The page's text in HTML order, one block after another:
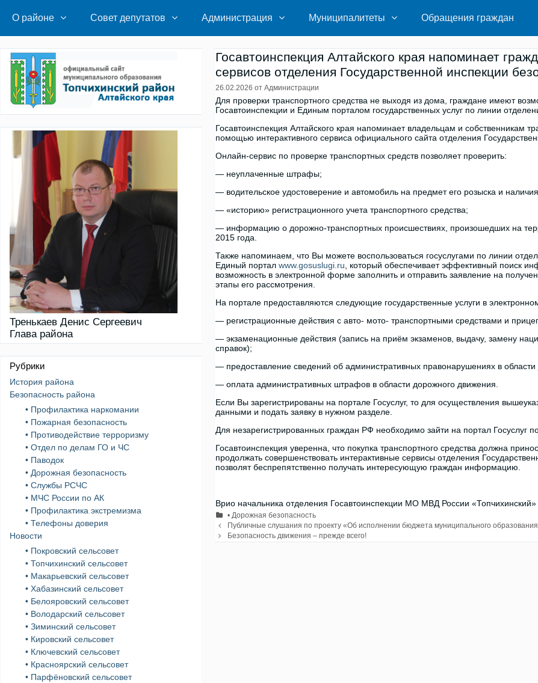
содержимому
О районе Совет депутатов Администрация Муниципалитеты Обращения граждан
Госавтоинспекция Алтайского края напоминает
сервисов отделения Государственной инспекции
26.02.2026 от Администрации
Для проверки транспортного средства не выходя из дома, граждане имеют
Госавтоинспекции и Единым порталом государственных услуг по линии
Госавтоинспекция Алтайского края напоминает владельцам и собственникам
помощью интерактивного сервиса официального сайта отделения
Онлайн-сервис по проверке транспортных средств позволяет проверить:
— неуплаченные штрафы;
— водительское удостоверение и автомобиль на предмет его розыска и
— «историю» регистрационного учета транспортного средства;
— информацию о дорожно-транспортных происшествиях, произошедших на
2015 года.
Также напоминаем, что Вы можете воспользоваться госуслугами по линии
Единый портал www.gosuslugi.ru , который обеспечивает эффективный поиск
возможность в электронной форме заполнить и отправить заявление на
этапы его рассмотрения.
На портале предоставляются следующие государственные услуги в
— регистрационные действия с авто- мото- транспортными средствами и
— экзаменационные действия (запись на приём экзаменов, выдачу, замену
справок);
— предоставление сведений об административных правонарушениях в
— оплата административных штрафов в области дорожного движения.
Если Вы зарегистрированы на портале Госуслуг, то для осуществления
данными и подать заявку в нужном разделе.
Для незарегистрированных граждан РФ необходимо зайти на портал Госуслуг
Госавтоинспекция уверенна, что покупка транспортного средства должна
продолжать совершенствовать интерактивные сервисы отделения
позволят беспрепятственно получать интересующую граждан информацию.
Врио начальника отделения Госавтоинспекции МО МВД России
Рубрики
• Дорожная безопасность
Навигация
записи
Публичные слушания по проекту «Об исполнении бюджета муниципального образования
Безопасность движения – прежде всего!
Тренькаев Денис Сергеевич
Глава района
Рубрики
История района
Безопасность района
• Профилактика наркомании
• Пожарная безопасность
• Противодействие терроризму
• Отдел по делам ГО и ЧС
• Паводок
• Дорожная безопасность
• Службы РСЧС
• МЧС России по АК
• Профилактика экстремизма
• Телефоны доверия
Новости
• Покровский сельсовет
• Топчихинский сельсовет
• Макарьевский сельсовет
• Хабазинский сельсовет
• Белояровский сельсовет
• Володарский сельсовет
• Зиминский сельсовет
• Кировский сельсовет
• Ключевский сельсовет
• Красноярский сельсовет
• Парфёновский сельсовет